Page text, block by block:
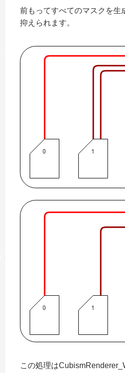
前もってすべてのマスクを生
抑えられます。
この処理は